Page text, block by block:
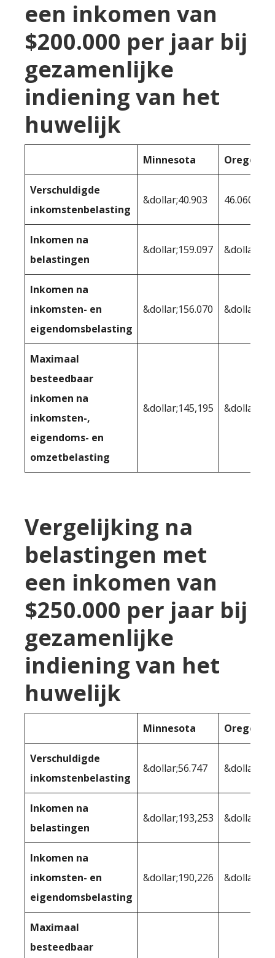
een inkomen van
$200.000 per jaar bij
gezamenlijke
indiening van het
huwelijk
Minnesota Oregon
Verschuldigde
inkomstenbelasting
&dollar;40.903 46.060
Inkomen na
belastingen
&dollar;159.097
Inkomen na
inkomsten- en
eigendomsbelasting
&dollar;156.070
Maximaal
besteedbaar
inkomen na
inkomsten-,
eigendoms- en
omzetbelasting
&dollar;145,195
Vergelijking na
belastingen met
een inkomen van
$250.000 per jaar bij
gezamenlijke
indiening van het
huwelijk
Minnesota Oregon
Verschuldigde
inkomstenbelasting
&dollar;56.747
Inkomen na
belastingen
&dollar;193,253
Inkomen na
inkomsten- en
eigendomsbelasting
&dollar;190,226
Maximaal
besteedbaar